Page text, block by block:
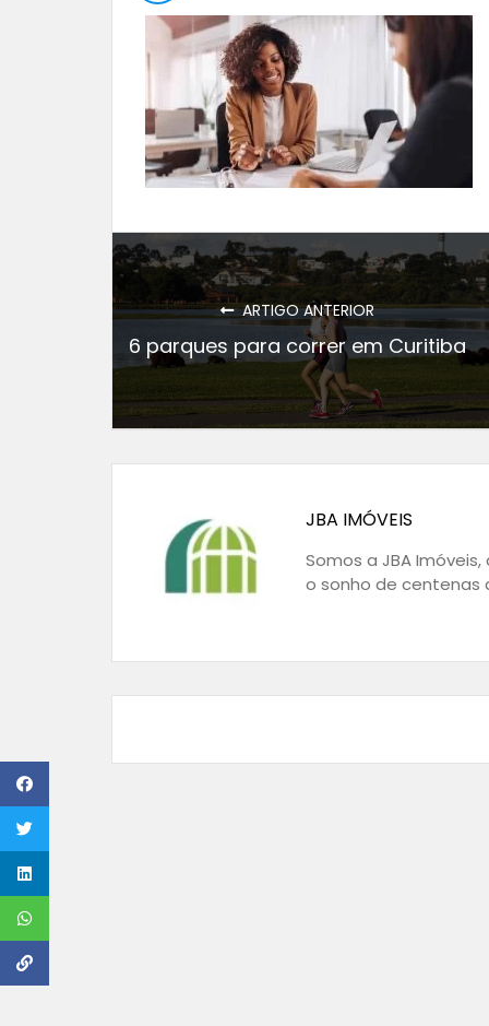
ARTIGO ANTERIOR
6 parques para correr em Curitiba
JBA IMÓVEIS
Somos a JBA
o sonho de centenas